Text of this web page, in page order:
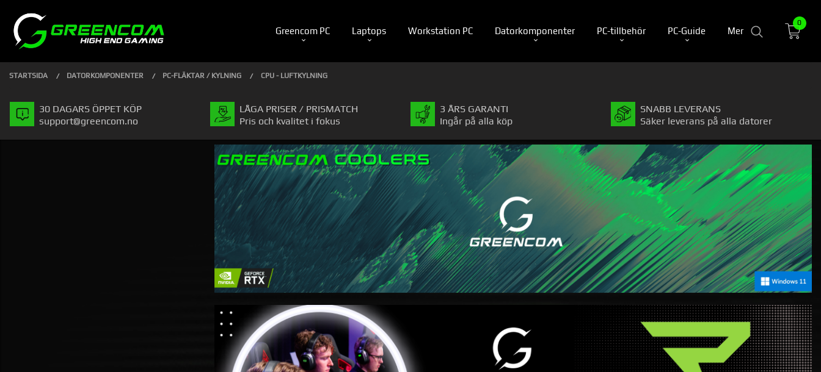
innehåll
PRODUKTER
Greencom PC Laptops Workstation PC Datorkomponenter PC-tillbehör PC-Guide Mer
Stäng
0
STARTSIDA DATORKOMPONENTER PC-FLÄKTAR / KYLNING CPU - LUFTKYLNING
30 DAGARS ÖPPET KÖP
support@greencom.no
LÅGA PRISER / PRISMATCH
Pris och kvalitet i fokus
3 ÅRS GARANTI
Ingår på alla köp
SNABB LEVERANS
Säker leverans på alla datorer